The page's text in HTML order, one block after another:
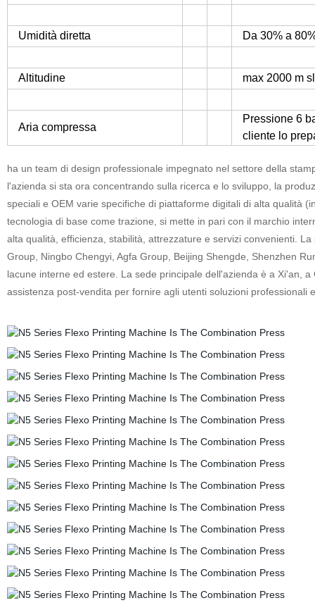
Umidità diretta Da 30% a
Altitudine max 2000 m
Aria compressa
Pressione 6
cliente lo
ha un team di design professionale impegnato nel settore della
l'azienda si sta ora concentrando sulla ricerca e lo sviluppo, la
speciali e OEM varie specifiche di piattaforme digitali di alta qualità
tecnologia di base come trazione, si mette in pari con il marchio
alta qualità, efficienza, stabilità, attrezzature e servizi convenienti.
Group, Ningbo Chengyi, Agfa Group, Beijing Shengde, Shenzhen
lacune interne ed estere. La sede principale dell'azienda è a Xi'an,
assistenza post-vendita per fornire agli utenti soluzioni professionali